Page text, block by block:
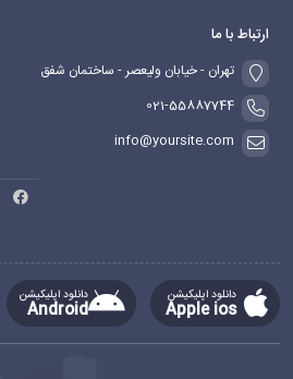
ارتباط با ما
تهران - خیابان ولیعصر - ساختمان شفق
021-55887744
info@yoursite.com
دانلود اپلیکیشن
Apple ios
دانلود اپلیکیشن
Android